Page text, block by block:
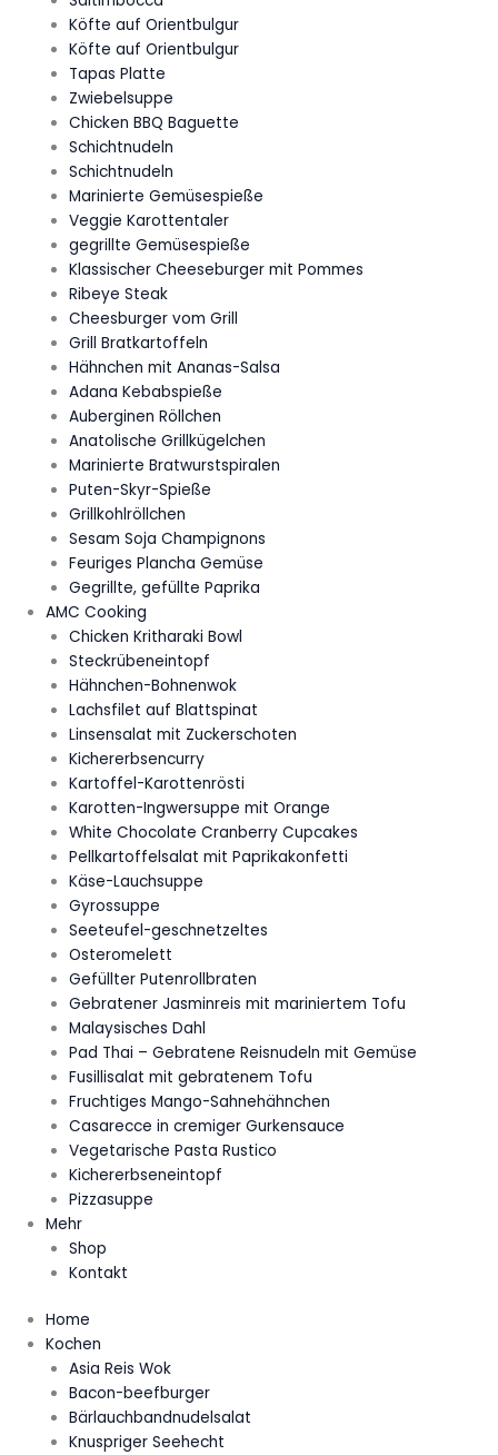
Köfte auf Orientbulgur
Köfte auf Orientbulgur
Tapas Platte
Zwiebelsuppe
Chicken BBQ Baguette
Schichtnudeln
Schichtnudeln
Marinierte Gemüsespieße
Veggie Karottentaler
gegrillte Gemüsespieße
Klassischer Cheeseburger mit Pommes
Ribeye Steak
Cheesburger vom Grill
Grill Bratkartoffeln
Hähnchen mit Ananas-Salsa
Adana Kebabspieße
Auberginen Röllchen
Anatolische Grillkügelchen
Marinierte Bratwurstspiralen
Puten-Skyr-Spieße
Grillkohlröllchen
Sesam Soja Champignons
Feuriges Plancha Gemüse
Gegrillte, gefüllte Paprika
AMC Cooking
Chicken Kritharaki Bowl
Steckrübeneintopf
Hähnchen-Bohnenwok
Lachsfilet auf Blattspinat
Linsensalat mit Zuckerschoten
Kichererbsencurry
Kartoffel-Karottenrösti
Karotten-Ingwersuppe mit Orange
White Chocolate Cranberry Cupcakes
Pellkartoffelsalat mit Paprikakonfetti
Käse-Lauchsuppe
Gyrossuppe
Seeteufel-geschnetzeltes
Osteromelett
Gefüllter Putenrollbraten
Gebratener Jasminreis mit mariniertem Tofu
Malaysisches Dahl
Pad Thai – Gebratene Reisnudeln mit Gemüse
Fusillisalat mit gebratenem Tofu
Fruchtiges Mango-Sahnehähnchen
Casarecce in cremiger Gurkensauce
Vegetarische Pasta Rustico
Kichererbseneintopf
Pizzasuppe
Mehr
Shop
Kontakt
Home
Kochen
Asia Reis Wok
Bacon-beefburger
Bärlauchbandnudelsalat
Knuspriger Seehecht